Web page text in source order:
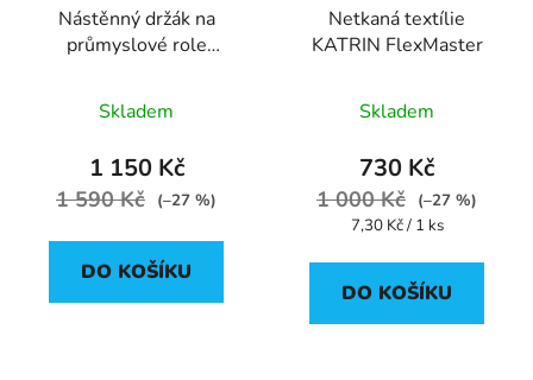
Nástěnný držák na
průmyslové role
Skladem
1 150 Kč
1 590 Kč (–27 %)
DO KOŠÍKU
Netkaná textílie
KATRIN FlexMaster
Skladem
730 Kč
1 000 Kč
(–27 %)
Měrná
7,30 Kč / 1 ks
DO KOŠÍKU